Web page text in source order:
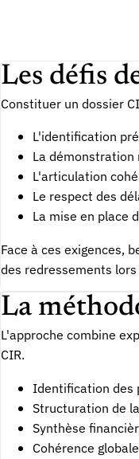
Les défis
Constituer un dossier
L'identification
La démonstration
L'articulation
Le respect des
La mise en place
Face à ces exigences,
des redressements
La
L'approche combine
CIR.
Identification des
Structuration de
Synthèse
Cohérence